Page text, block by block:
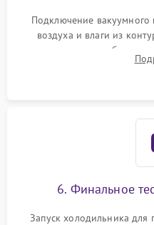
Подключение вакуумного
воздуха и влаги из
дозированным объемом
электронным весам.
6. Финальное
Запуск холодильника для